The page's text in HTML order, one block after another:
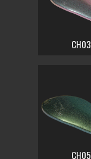
CH03
CH05